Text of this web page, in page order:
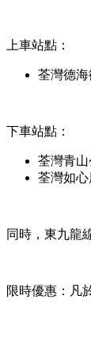
上車站點：
荃灣德
下車站點：
荃灣青山
荃灣如
同時，東九龍
限時優惠：凡